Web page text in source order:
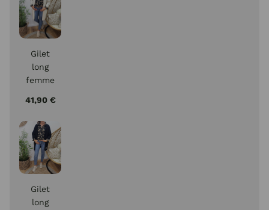
Gilet
long
femme
Ecru
41,90 €
Gilet
long